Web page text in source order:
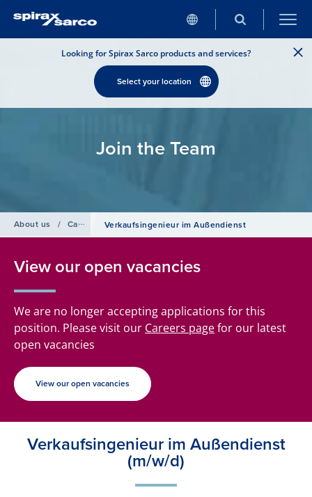
Looking for Spirax Sarco products and services?
Select your location
Join the Team
About us / Careers /
Verkaufsingenieur im Außendienst
View our open vacancies
We are no longer accepting applications for this
position. Please visit our Careers pagefor our latest
open vacancies
View our open vacancies
Verkaufsingenieur im Außendienst
(m/w/d)